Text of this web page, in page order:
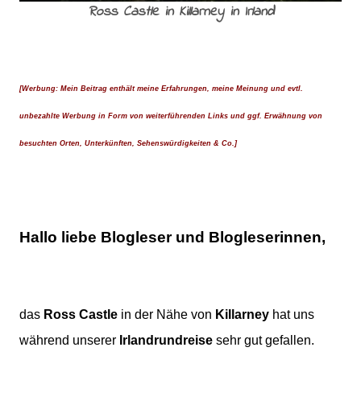
Ross Castle in Killarney in Irland
[Werbung: Mein Beitrag enthält meine Erfahrungen, meine Meinung und evtl.
unbezahlte Werbung in Form von weiterführenden Links und ggf. Erwähnung von
besuchten Orten, Unterkünften, Sehenswürdigkeiten & Co.]
Hallo liebe Blogleser und Blogleserinnen,
das Ross Castle in der Nähe von Killarney hat uns
während unserer Irlandrundreise sehr gut gefallen.